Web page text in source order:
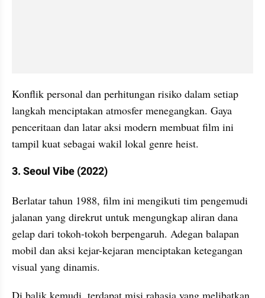
Konflik personal dan perhitungan risiko dalam setiap
langkah menciptakan atmosfer menegangkan. Gaya
penceritaan dan latar aksi modern membuat film ini
tampil kuat sebagai wakil lokal genre heist.
3. Seoul Vibe (2022)
Berlatar tahun 1988, film ini mengikuti tim pengemudi
jalanan yang direkrut untuk mengungkap aliran dana
gelap dari tokoh-tokoh berpengaruh. Adegan balapan
mobil dan aksi kejar-kejaran menciptakan ketegangan
visual yang dinamis.
Di balik kemudi, terdapat misi rahasia yang melibatkan